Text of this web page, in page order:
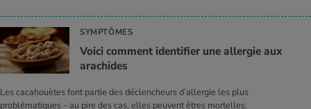
SYMPTÔMES
Voici comment identifier une allergie aux
arachides
Les cacahouètes font partie des déclencheurs d’allergie les plus
problématiques – au pire des cas, elles peuvent êtres mortelles.